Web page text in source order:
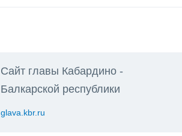
Сайт главы Кабардино -
Балкарской республики
glava.kbr.ru